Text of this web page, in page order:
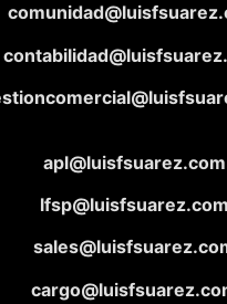
apl@luisfsuarez.com
lfsp@luisfsuarez.com